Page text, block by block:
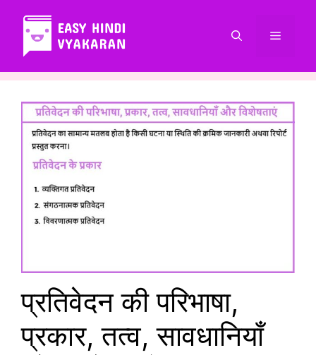
content
Menu
प्रतिवेदन की परिभाषा,
प्रकार, तत्व, सावधानियाँ